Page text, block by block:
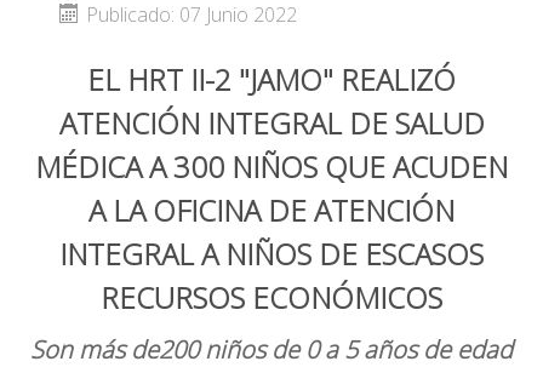
Publicado: 07 Junio 2022
EL HRT II-2 "JAMO" REALIZÓ
ATENCIÓN INTEGRAL DE SALUD
MÉDICA A 300 NIÑOS QUE ACUDEN
A LA OFICINA DE ATENCIÓN
INTEGRAL A NIÑOS DE ESCASOS
RECURSOS ECONÓMICOS
Son más de200 niños de 0 a 5 años de edad